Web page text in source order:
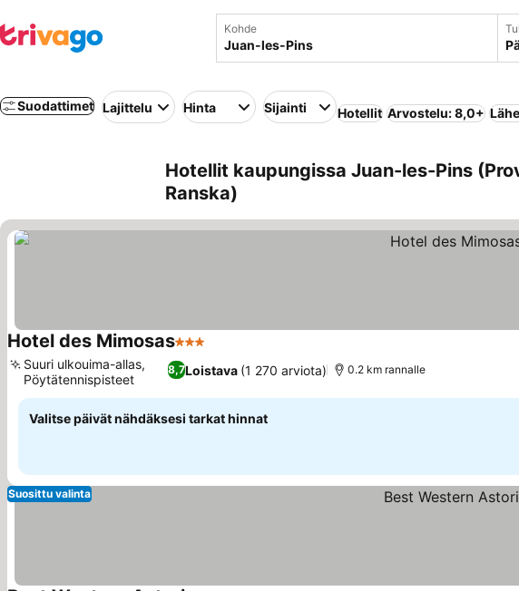
Kohde
Suodattimet Lajittelu Hinta Sijainti Hotellit Arvostelu: 8,0+
Hotellit kaupungissa Juan-les-Pins
Ranska)
Hotel des Mimosas3 Tähtiluokitus
8,7Loistava (1 270 arviota)
Suuri ulkouima-allas,
Pöytätennispisteet
0.2 km rannalle
Valitse päivät nähdäksesi tarkat hinnat
Suosittu valinta